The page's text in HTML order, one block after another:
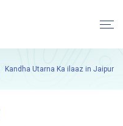
Kandha Utarna Ka ilaaz in Jaipur